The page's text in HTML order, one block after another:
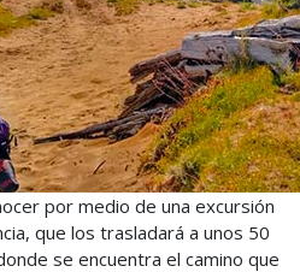
por medio de una excursión
que los trasladará a unos 50
se encuentra el camino que